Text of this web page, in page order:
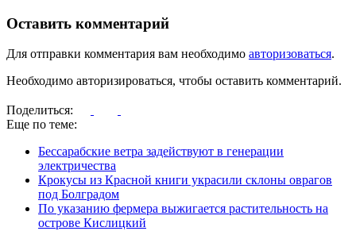
Оставить комментарий
Для отправки комментария вам необходимо авторизоваться.
Необходимо авторизироваться, чтобы оставить комментарий.
Поделиться:
Еще по теме:
Бессарабские ветра задействуют в генерации
электричества
Крокусы из Красной книги украсили склоны оврагов
под Болградом
По указанию фермера выжигается растительность на
острове Кислицкий